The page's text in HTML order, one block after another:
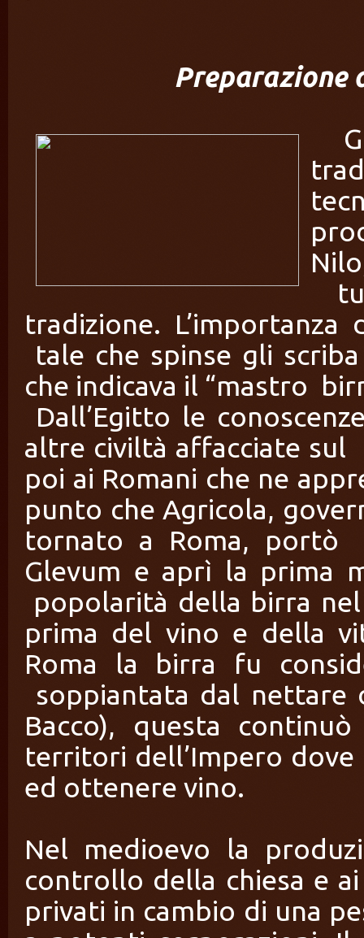
Preparazione
tradizione.
tale che spinse gli
che indicava il “mastro
Dall’Egitto le
altre civiltà affacciate
poi ai Romani che ne
punto che Agricola,
tornato a Roma, portò
Glevum e aprì la prima
popolarità della birra
prima del vino e della
Roma la birra fu
soppiantata dal nettare
Bacco), questa
territori dell’Impero
ed ottenere vino.
Nel medioevo la
controllo della chiesa e
privati in cambio di una